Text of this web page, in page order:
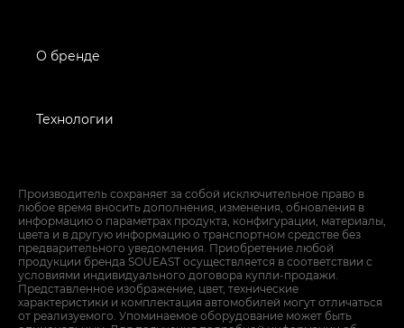
О бренде
Технологии
Производитель сохраняет за собой исключительное право в
любое время вносить дополнения, изменения, обновления в
информацию о параметрах продукта, конфигурации, материалы,
цвета и в другую информацию о транспортном средстве без
предварительного уведомления. Приобретение любой
продукции бренда SOUEAST осуществляется в соответствии с
условиями индивидуального договора купли-продажи.
Представленное изображение, цвет, технические
характеристики и комплектация автомобилей могут отличаться
от реализуемого. Упоминаемое оборудование может быть